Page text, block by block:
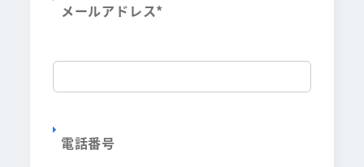
メールアドレス*
電話番号